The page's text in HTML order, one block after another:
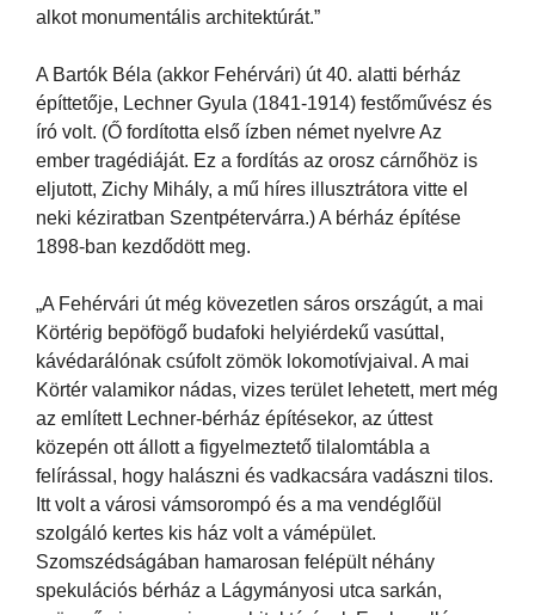
alkot monumentális architektúrát.”
A Bartók Béla (akkor Fehérvári) út 40. alatti bérház
építtetője, Lechner Gyula (1841-1914) festőművész és
író volt. (Ő fordította első ízben német nyelvre Az
ember tragédiáját. Ez a fordítás az orosz cárnőhöz is
eljutott, Zichy Mihály, a mű híres illusztrátora vitte el
neki kéziratban Szentpétervárra.) A bérház építése
1898-ban kezdődött meg.
„A Fehérvári út még kövezetlen sáros országút, a mai
Körtérig bepöfögő budafoki helyiérdekű vasúttal,
kávédarálónak csúfolt zömök lokomotívjaival. A mai
Körtér valamikor nádas, vizes terület lehetett, mert még
az említett Lechner-bérház építésekor, az úttest
közepén ott állott a figyelmeztető tilalomtábla a
felírással, hogy halászni és vadkacsára vadászni tilos.
Itt volt a városi vámsorompó és a ma vendéglőül
szolgáló kertes kis ház volt a vámépület.
Szomszédságában hamarosan felépült néhány
spekulációs bérház a Lágymányosi utca sarkán,